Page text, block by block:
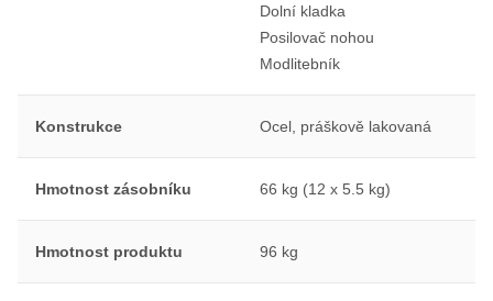
Dolní kladka
Posilovač nohou
Modlitebník
Konstrukce Ocel, práškově lakovaná
Hmotnost zásobníku 66 kg (12 x 5.5 kg)
Hmotnost produktu 96 kg